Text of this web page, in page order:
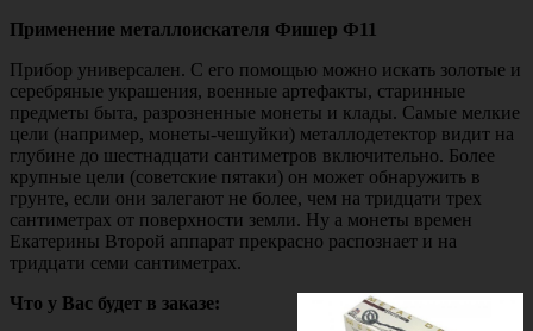
Применение металлоискателя Фишер Ф11
Прибор универсален. С его помощью можно искать золотые и
серебряные украшения, военные артефакты, старинные
предметы быта, разрозненные монеты и клады. Самые мелкие
цели (например, монеты-чешуйки) металлодетектор видит на
глубине до шестнадцати сантиметров включительно. Более
крупные цели (советские пятаки) он может обнаружить в
грунте, если они залегают не более, чем на тридцати трех
сантиметрах от поверхности земли. Ну а монеты времен
Екатерины Второй аппарат прекрасно распознает и на
тридцати семи сантиметрах.
Что у Вас будет в заказе: